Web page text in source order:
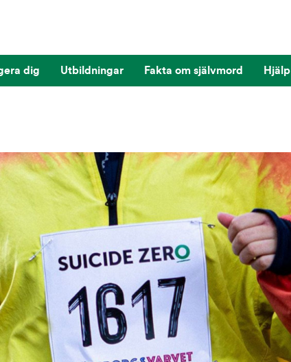
dig Utbildningar Fakta om självmord